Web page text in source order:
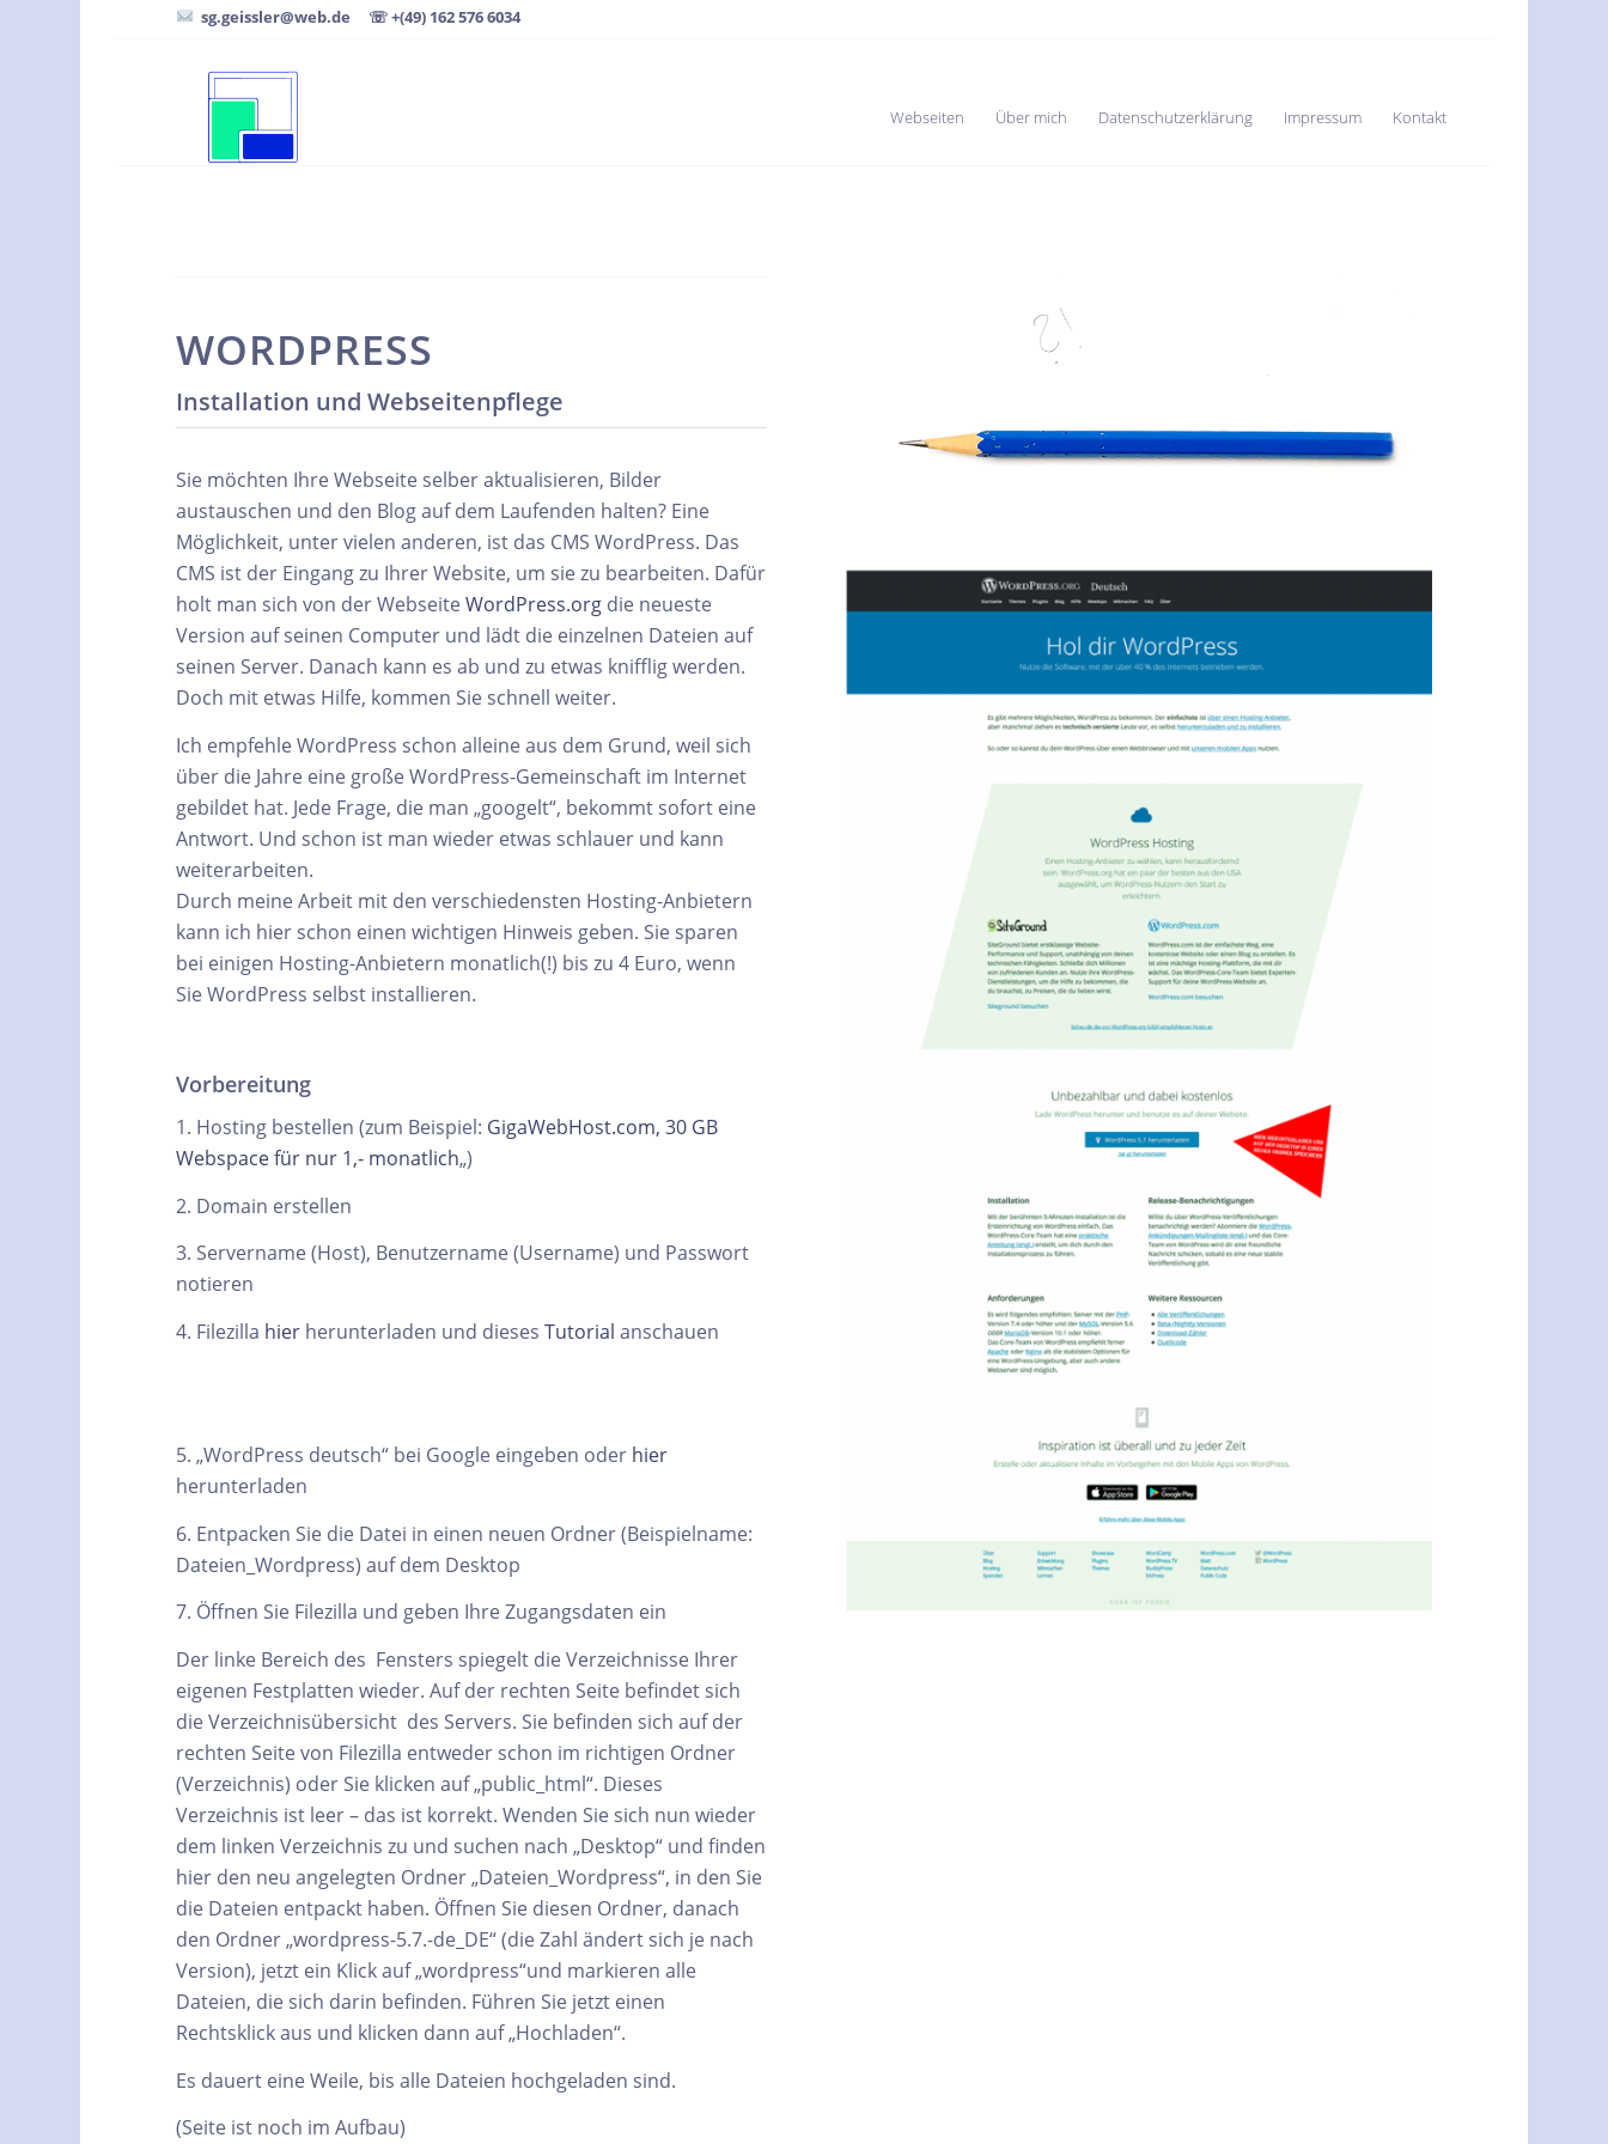
sg.geissler@web.de ☏ +(49) 162 576 6034
Webseiten Über mich Datenschutzerklärung Impressum Kontakt
WORDPRESS
Installation und Webseitenpflege
Sie möchten Ihre Webseite selber aktualisieren, Bilder
austauschen und den Blog auf dem Laufenden halten? Eine
Möglichkeit, unter vielen anderen, ist das CMS WordPress. Das
CMS ist der Eingang zu Ihrer Website, um sie zu bearbeiten. Dafür
holt man sich von der WebseiteWordPress.org die neueste
Version auf seinen Computer und lädt die einzelnen Dateien auf
seinen Server. Danach kann es ab und zu etwas knifflig werden.
Doch mit etwas Hilfe, kommen Sie schnell weiter.
Ich empfehle WordPress schon alleine aus dem Grund, weil sich
über die Jahre eine große WordPress-Gemeinschaft im Internet
gebildet hat. Jede Frage, die man „googelt“, bekommt sofort eine
Antwort. Und schon ist man wieder etwas schlauer und kann
weiterarbeiten.
Durch meine Arbeit mit den verschiedensten Hosting-Anbietern
kann ich hier schon einen wichtigen Hinweis geben. Sie sparen
bei einigen Hosting-Anbietern monatlich(!) bis zu 4 Euro, wenn
Sie WordPress selbst installieren.
Vorbereitung
1. Hosting bestellen (zum Beispiel: GigaWebHost.com, 30 GB
Webspace für nur 1,- monatlich„)
2. Domain erstellen
3. Servername (Host), Benutzername (Username) und Passwort
notieren
4. Filezilla hier herunterladen und diesesTutorial anschauen
5. „WordPress deutsch“ bei Google eingeben oder hier
herunterladen
6. Entpacken Sie die Datei in einen neuen Ordner (Beispielname:
Dateien_Wordpress) auf dem Desktop
7. Öffnen Sie Filezilla und geben Ihre Zugangsdaten ein
Der linke Bereich des Fensters spiegelt die Verzeichnisse Ihrer
eigenen Festplatten wieder. Auf der rechten Seite befindet sich
die Verzeichnisübersicht des Servers. Sie befinden sich auf der
rechten Seite von Filezilla entweder schon im richtigen Ordner
(Verzeichnis) oder Sie klicken auf „public_html“. Dieses
Verzeichnis ist leer – das ist korrekt. Wenden Sie sich nun wieder
dem linken Verzeichnis zu und suchen nach „Desktop“ und finden
hier den neu angelegten Ordner „Dateien_Wordpress“, in den Sie
die Dateien entpackt haben. Öffnen Sie diesen Ordner, danach
den Ordner „wordpress-5.7.-de_DE“ (die Zahl ändert sich je nach
Version), jetzt ein Klick auf „wordpress“und markieren alle
Dateien, die sich darin befinden. Führen Sie jetzt einen
Rechtsklick aus und klicken dann auf „Hochladen“.
Es dauert eine Weile, bis alle Dateien hochgeladen sind.
(Seite ist noch im Aufbau)